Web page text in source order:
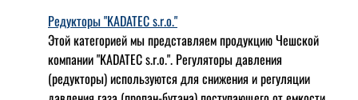
Редукторы "KADATEC s.r.o."
Этой категорией мы представляем продукцию Чешской
компании "KADATEC s.r.o.". Регуляторы давления
(редукторы) используются для снижения и регуляции